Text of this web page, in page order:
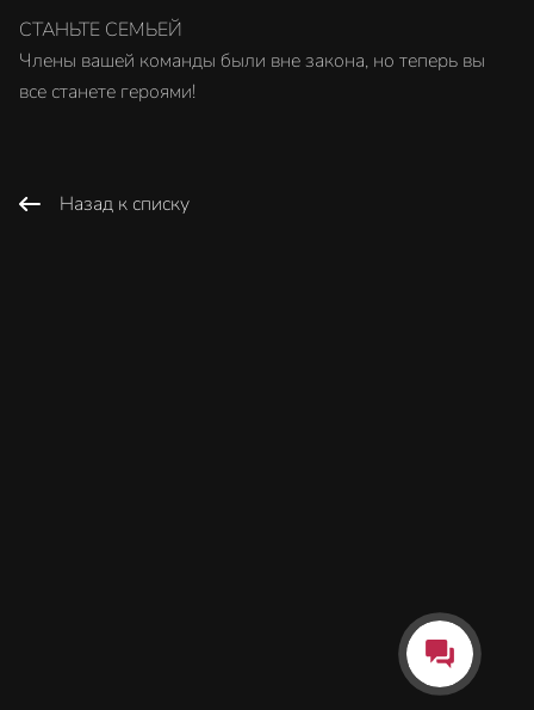
СТАНЬТЕ СЕМЬЕЙ
Члены вашей команды были вне закона, но теперь вы
все станете героями!
Назад к списку